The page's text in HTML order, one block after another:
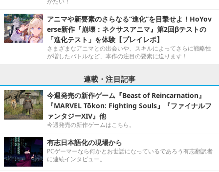
アニマや新要素のさらなる“進化”を目撃せよ！HoYov
erse新作『崩壊：ネクサスアニマ』第2回βテストの
「進化テスト」を体験【プレイレポ】
さまざまなアニマとの出会いや、スキルによってさらに戦略性
が増したバトルなど、本作の注目の要素に迫ります！
連載・注目記事
今週発売の新作ゲーム『Beast of Reincarnation』
『MARVEL Tōkon: Fighting Souls』『ファイナルフ
ァンタジーXIV』他
今週発売の新作ゲームはこちら。
有志日本語化の現場から
PCゲーマーなら何かとお世話になっているであろう有志翻訳者
に連続インタビュー。